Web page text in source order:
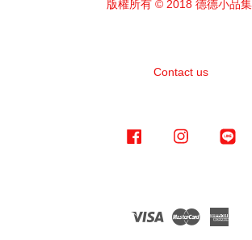
版權所有 © 2018 德德小品
Contact us
Facebook Instagram
Visa Master